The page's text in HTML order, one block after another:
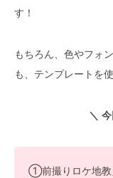
す！
もちろん、色やフォ
も、テンプレートを
＼
①前撮りロケ地教